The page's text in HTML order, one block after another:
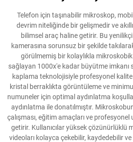
Telefon için taşınabilir mikroskop,
devrim niteliğinde bir gelişmedir ve
bilimsel araç haline getirir. Bu
kamerasına sorunsuz bir şekilde
görülmemiş bir kolaylıkla
sağlayan 1000x'e kadar büyütme imkanı
kaplama teknolojisiyle profesyonel
kristal berraklıkta görüntüleme ve
numuneler için optimal aydınlatma
aydınlatma ile donatılmıştır.
çalışması, eğitim amaçları ve
getirir. Kullanıcılar yüksek çözünürlüklü
videoları kolayca çekebilir, kaydedebilir ve